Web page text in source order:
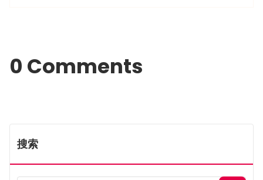
0 Comments
搜索